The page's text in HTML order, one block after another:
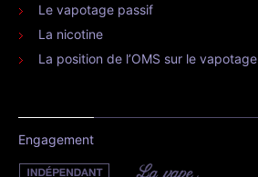
Le vapotage passif
La nicotine
La position de l’OMS sur le vapotage
Engagement